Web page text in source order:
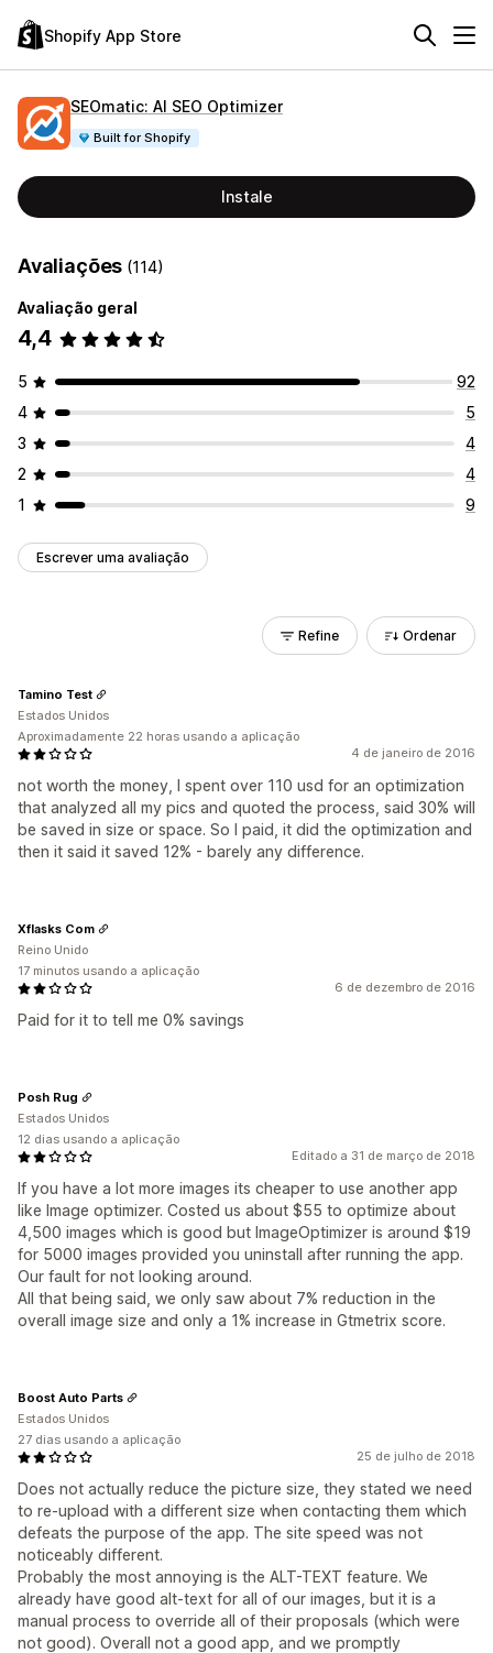
Shopify App Store
SEOmatic: AI SEO Optimizer
Built for Shopify
Instale
Avaliações (114)
Avaliação geral
4,4
5
92
4
5
3
4
2
4
1
9
Escrever uma avaliação
Refine Ordenar
4 de janeiro de 2016
not worth the money, I spent over 110 usd for an optimization
that analyzed all my pics and quoted the process, said 30% will
be saved in size or space. So I paid, it did the optimization and
then it said it saved 12% - barely any difference.
Tamino Test
Estados Unidos
Aproximadamente 22 horas usando a aplicação
6 de dezembro de 2016
Paid for it to tell me 0% savings
Xflasks Com
Reino Unido
17 minutos usando a aplicação
Editado a 31 de março de 2018
If you have a lot more images its cheaper to use another app
like Image optimizer. Costed us about $55 to optimize about
4,500 images which is good but ImageOptimizer is around $19
for 5000 images provided you uninstall after running the app.
Our fault for not looking around.
All that being said, we only saw about 7% reduction in the
overall image size and only a 1% increase in Gtmetrix score.
Posh Rug
Estados Unidos
12 dias usando a aplicação
25 de julho de 2018
Does not actually reduce the picture size, they stated we need
to re-upload with a different size when contacting them which
defeats the purpose of the app. The site speed was not
noticeably different.
Probably the most annoying is the ALT-TEXT feature. We
already have good alt-text for all of our images, but it is a
manual process to override all of their proposals (which were
not good). Overall not a good app, and we promptly
Boost Auto Parts
Estados Unidos
27 dias usando a aplicação